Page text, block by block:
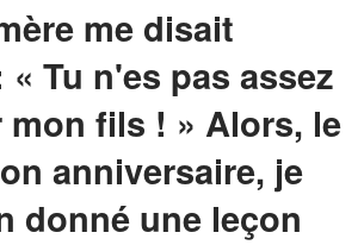
me disait
Tu n'es pas assez
fils ! » Alors, le
anniversaire, je
donné une leçon